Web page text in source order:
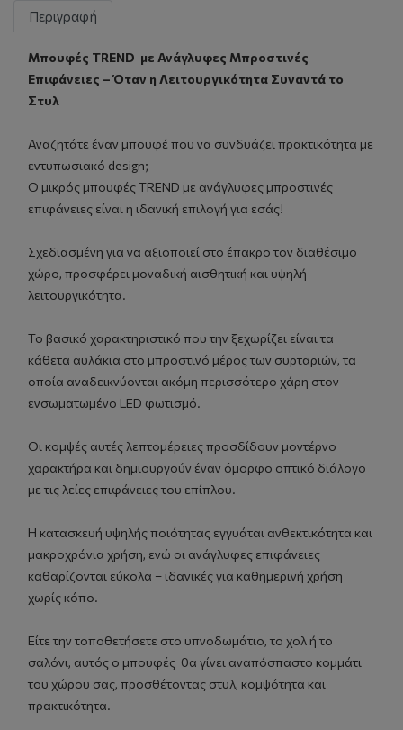
Περιγραφή
Μπουφές TREND με Ανάγλυφες Μπροστινές
Επιφάνειες – Όταν η Λειτουργικότητα Συναντά το
Στυλ
Αναζητάτε έναν μπουφέ που να συνδυάζει πρακτικότητα με
εντυπωσιακό design;
Ο μικρός μπουφές TREND με ανάγλυφες μπροστινές
επιφάνειες είναι η ιδανική επιλογή για εσάς!
Σχεδιασμένη για να αξιοποιεί στο έπακρο τον διαθέσιμο
χώρο, προσφέρει μοναδική αισθητική και υψηλή
λειτουργικότητα.
Το βασικό χαρακτηριστικό που την ξεχωρίζει είναι τα
κάθετα αυλάκια στο μπροστινό μέρος των συρταριών, τα
οποία αναδεικνύονται ακόμη περισσότερο χάρη στον
ενσωματωμένο LED φωτισμό.
Οι κομψές αυτές λεπτομέρειες προσδίδουν μοντέρνο
χαρακτήρα και δημιουργούν έναν όμορφο οπτικό διάλογο
με τις λείες επιφάνειες του επίπλου.
Η κατασκευή υψηλής ποιότητας εγγυάται ανθεκτικότητα και
μακροχρόνια χρήση, ενώ οι ανάγλυφες επιφάνειες
καθαρίζονται εύκολα – ιδανικές για καθημερινή χρήση
χωρίς κόπο.
Είτε την τοποθετήσετε στο υπνοδωμάτιο, το χολ ή το
σαλόνι, αυτός ο μπουφές θα γίνει αναπόσπαστο κομμάτι
του χώρου σας, προσθέτοντας στυλ, κομψότητα και
πρακτικότητα.